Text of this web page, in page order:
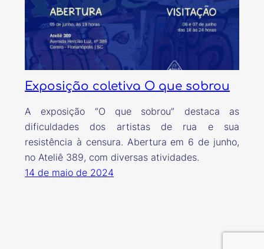
Exposição coletiva O que sobrou
A exposição “O que sobrou” destaca as
dificuldades dos artistas de rua e sua
resistência à censura. Abertura em 6 de junho,
no Ateliê 389, com diversas atividades.
14 de maio de 2024